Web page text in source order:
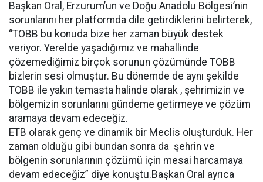
Başkan Oral, Erzurum’un ve Doğu Anadolu Bölgesi’nin
sorunlarını her platformda dile getirdiklerini belirterek,
“TOBB bu konuda bize her zaman büyük destek
veriyor. Yerelde yaşadığımız ve mahallinde
çözemediğimiz birçok sorunun çözümünde TOBB
bizlerin sesi olmuştur. Bu dönemde de aynı şekilde
TOBB ile yakın temasta halinde olarak , şehrimizin ve
bölgemizin sorunlarını gündeme getirmeye ve çözüm
aramaya devam edeceğiz.
ETB olarak genç ve dinamik bir Meclis oluşturduk. Her
zaman olduğu gibi bundan sonra da şehrin ve
bölgenin sorunlarının çözümü için mesai harcamaya
devam edeceğiz” diye konuştu.Başkan Oral ayrıca